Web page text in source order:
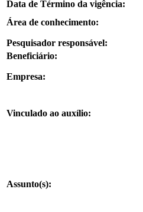
Data de Término da vigência:
Área de conhecimento:
Pesquisador responsável:
Beneficiário:
Empresa:
Vinculado ao auxílio:
Assunto(s):